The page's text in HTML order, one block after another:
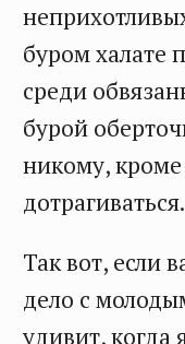
буром халате
среди
бурой
никому, кроме
дотрагиваться.
Так вот, если
дело с
удивит, когда